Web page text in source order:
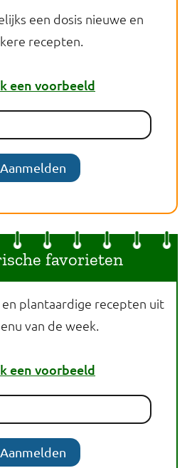
een dosis nieuwe en
recepten.
een voorbeeld
Aanmelden
favorieten
plantaardige recepten uit
van de week.
een voorbeeld
Aanmelden